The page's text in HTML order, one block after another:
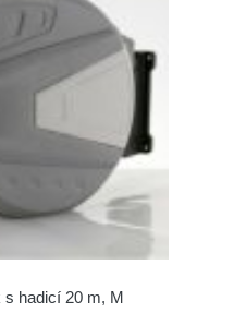
hadicí 20 m, M